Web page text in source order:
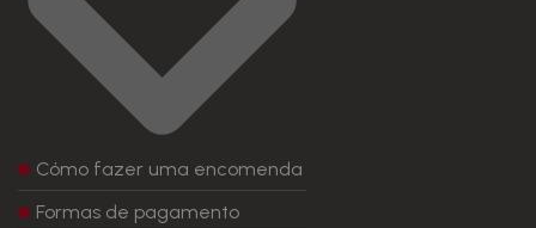
Cómo fazer uma encomenda
Formas de pagamento